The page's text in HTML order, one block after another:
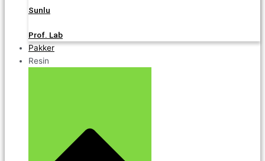
Sunlu
Prof. Lab
Pakker
Resin